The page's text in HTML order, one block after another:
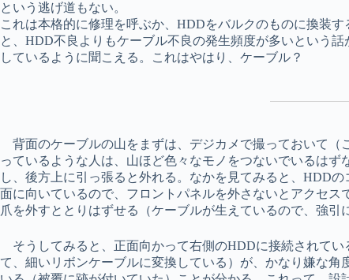
という逃げ道もない。
これは本格的に修理を呼ぶか、HDDをバルクのものに換装
と、HDD不良よりもケーブル不良の発生頻度が多いという
しているように聞こえる。これはやはり、ケーブル？
背面のケーブルの山をまずは、デジカメで撮っておいて
っているような人は、山ほど色々なモノをつないでいるは
し、後方上に引っ張ると外れる。なかを見てみると、HDD
面に向いているので、フロントパネルを外さないとアクセ
爪を外すととりはずせる（ケーブルが生えているので、強引
そうしてみると、正面向かって右側のHDDに接続されて
て、細いリボンケーブルに変換している）が、かなり嫌な